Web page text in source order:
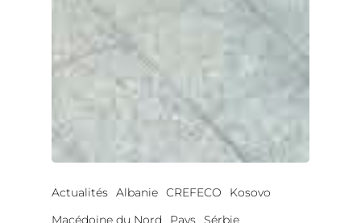
Actualités Albanie CREFECO
Kosovo
Macédoine du Nord
Pays Sérbie